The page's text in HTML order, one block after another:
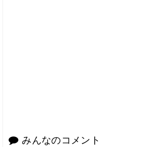
みんなのコメント